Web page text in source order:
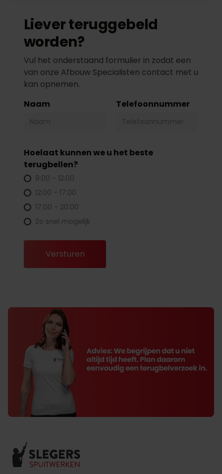
Liever teruggebeld
worden?
Vul het onderstaand formulier in zodat een
van onze Afbouw Specialisten contact met u
kan opnemen.
Naam
Telefoonnummer
Hoelaat kunnen we u het beste
terugbellen?
8:00 - 12:00
12:00 - 17:00
17:00 - 20:00
Zo snel mogelijk